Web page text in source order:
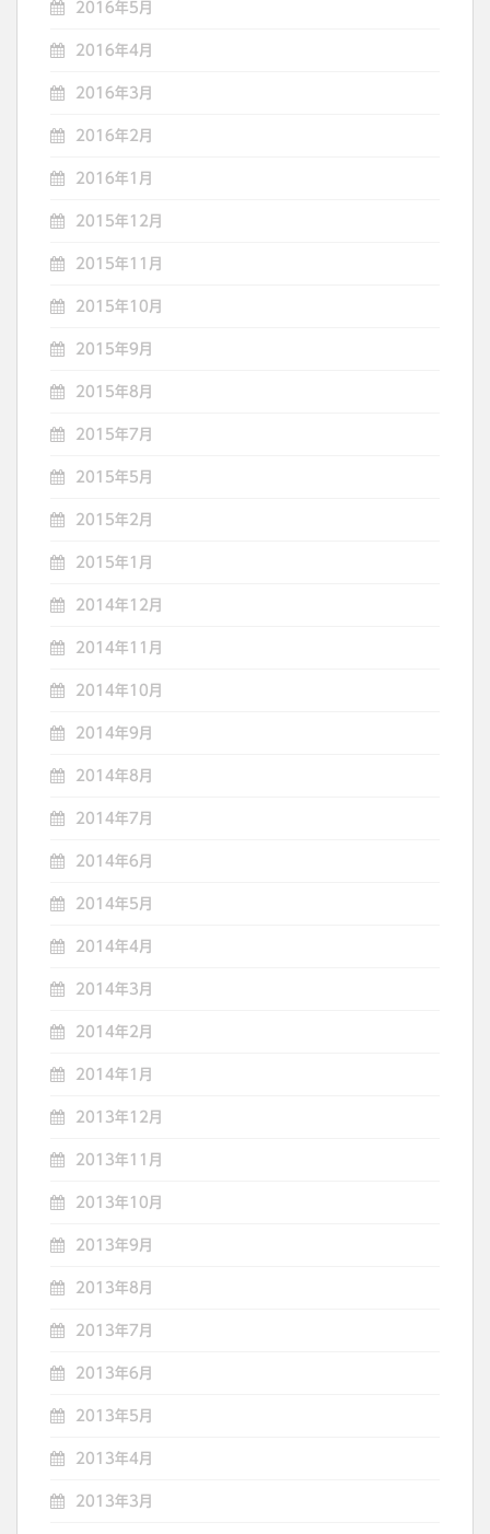
2016年5月
2016年4月
2016年3月
2016年2月
2016年1月
2015年12月
2015年11月
2015年10月
2015年9月
2015年8月
2015年7月
2015年5月
2015年2月
2015年1月
2014年12月
2014年11月
2014年10月
2014年9月
2014年8月
2014年7月
2014年6月
2014年5月
2014年4月
2014年3月
2014年2月
2014年1月
2013年12月
2013年11月
2013年10月
2013年9月
2013年8月
2013年7月
2013年6月
2013年5月
2013年4月
2013年3月